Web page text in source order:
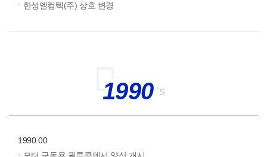
ㆍ한성엘컴텍(주) 상호 변경
1990 's
1990.00